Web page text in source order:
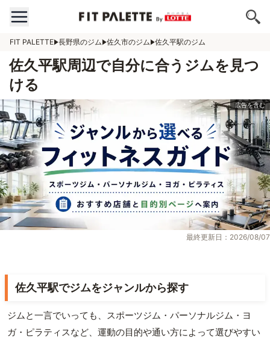
FIT PALETTE 長野県のジム 佐久市のジム 佐久平駅のジム
佐久平駅周辺で自分に合うジムを見つ
ける
最終更新日：2026/08/07
佐久平駅でジムをジャンルから探す
ジムと一言でいっても、スポーツジム・パーソナルジム・ヨ
ガ・ピラティスなど、運動の目的や通い方によって選びやすい